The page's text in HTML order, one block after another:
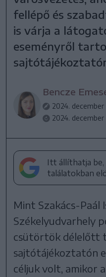
fellépő és
is várja a
eseményről
Bencze
2024. december
2024. december
Itt állíthatja be,
találatokban
Mint Szakács-Paál
Székelyudvarhely
csütörtök
sajtótájékoztatón
céljuk volt, amikor